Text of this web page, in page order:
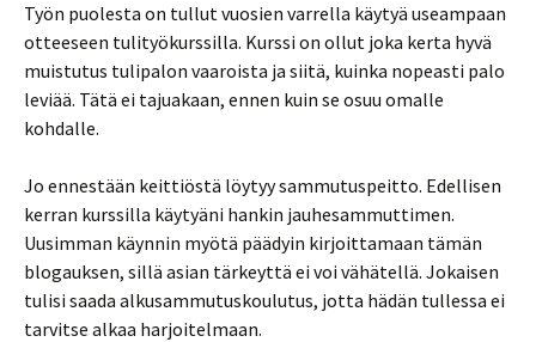
Työn puolesta on tullut vuosien varrella käytyä useampaan
otteeseen tulityökurssilla. Kurssi on ollut joka kerta hyvä
muistutus tulipalon vaaroista ja siitä, kuinka nopeasti palo
leviää. Tätä ei tajuakaan, ennen kuin se osuu omalle
kohdalle.
Jo ennestään keittiöstä löytyy sammutuspeitto. Edellisen
kerran kurssilla käytyäni hankin jauhesammuttimen.
Uusimman käynnin myötä päädyin kirjoittamaan tämän
blogauksen, sillä asian tärkeyttä ei voi vähätellä. Jokaisen
tulisi saada alkusammutuskoulutus, jotta hädän tullessa ei
tarvitse alkaa harjoitelmaan.